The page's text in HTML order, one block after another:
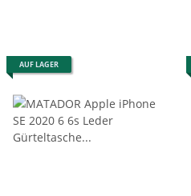
AUF LAGER